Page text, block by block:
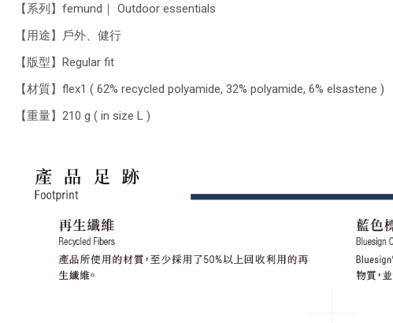
【系列】femund｜ Outdoor essentials
【用途】戶外、健行
【版型】Regular fit
【材質】flex1 ( 62% recycled polyamide, 32% polyamide, 6% elsastene )
【重量】210 g ( in size L )